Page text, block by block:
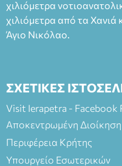
(Είσοδος ΕΠΑ.Λ.)
ΘΕΑΤΡΙΚΕΣ ΠΑΡΑΓΩΓΕΣ
χιλιόμετρα
χιλιόμετρα από τα Χανιά
Άγιο Νικόλαο.
ΣΧΕΤΙΚΕΣ
Visit Ierapetra - Facebook
Αποκεντρωμένη
Περιφέρεια Κρήτης
Υπουργείο Εσωτερικών